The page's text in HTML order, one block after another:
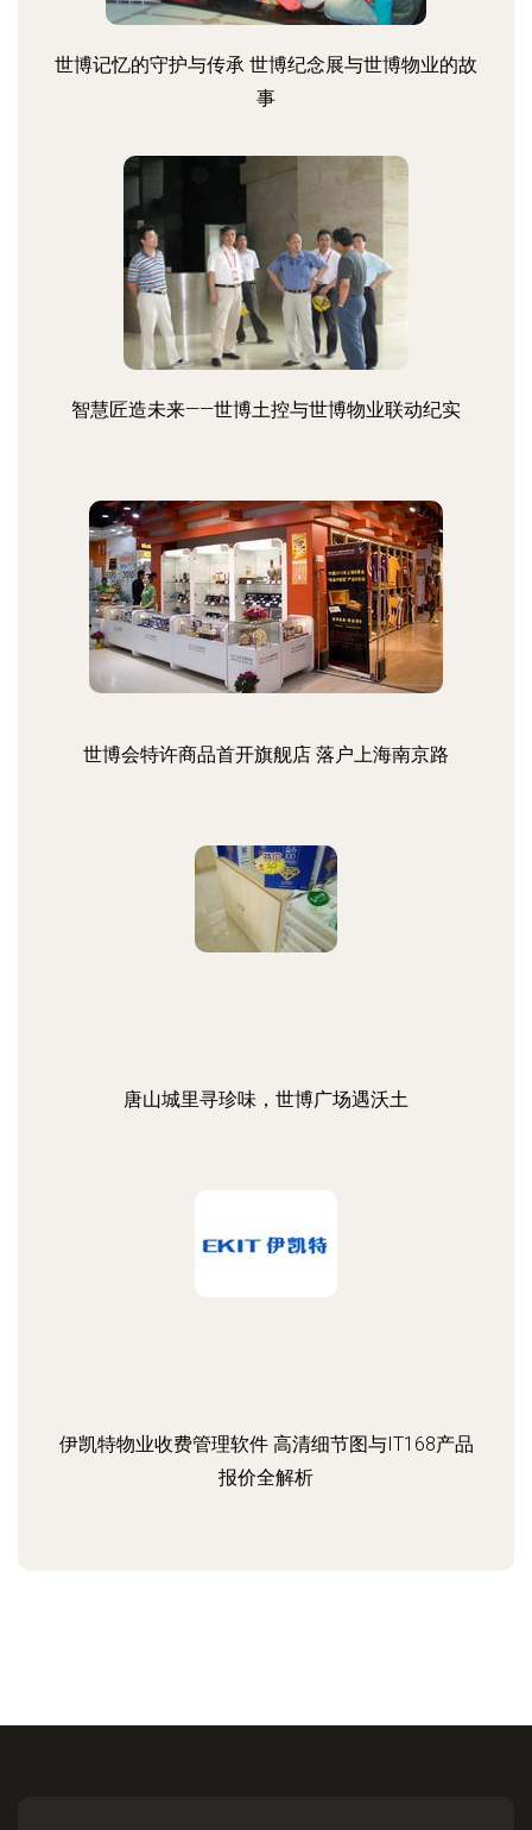
世博记忆的守护与传承 世博纪念展与世博物业的故
事
智慧匠造未来——世博土控与世博物业联动纪实
世博会特许商品首开旗舰店 落户上海南京路
唐山城里寻珍味，世博广场遇沃土
伊凯特物业收费管理软件 高清细节图与IT168产品
报价全解析